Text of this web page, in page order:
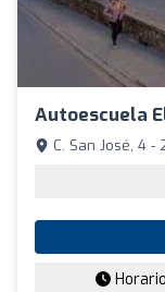
Autoescuela
C. San José, 4 -
Horario